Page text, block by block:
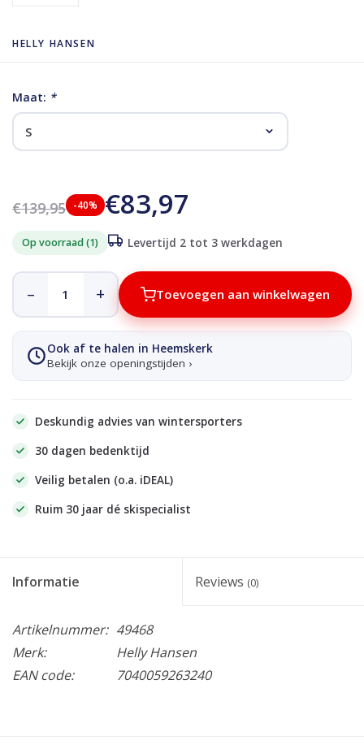
HELLY HANSEN
Maat: *
€139,95 -40% €83,97
Op voorraad (1) Levertijd 2 tot 3 werkdagen
– + Toevoegen aan winkelwagen
Ook af te halen in Heemskerk
Bekijk onze openingstijden ›
Deskundig advies van wintersporters
30 dagen bedenktijd
Veilig betalen (o.a. iDEAL)
Ruim 30 jaar dé skispecialist
Informatie Reviews (0)
Artikelnummer: 49468
Merk:
Helly Hansen
EAN code:
7040059263240